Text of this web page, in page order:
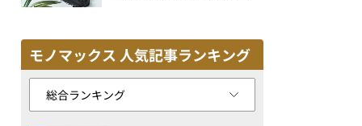
モノマックス 人気記事ランキング